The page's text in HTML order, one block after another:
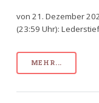
von 21. Dezember
(23:59 Uhr):
MEHR...